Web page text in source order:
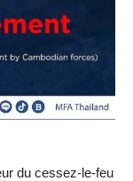
du cessez-le-feu